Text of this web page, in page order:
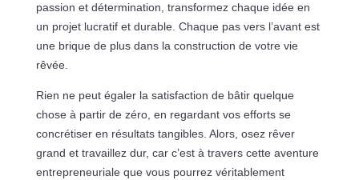
passion et détermination, transformez chaque idée en
un projet lucratif et durable. Chaque pas vers l’avant est
une brique de plus dans la construction de votre vie
rêvée.
Rien ne peut égaler la satisfaction de bâtir quelque
chose à partir de zéro, en regardant vos efforts se
concrétiser en résultats tangibles. Alors, osez rêver
grand et travaillez dur, car c’est à travers cette aventure
entrepreneuriale que vous pourrez véritablement